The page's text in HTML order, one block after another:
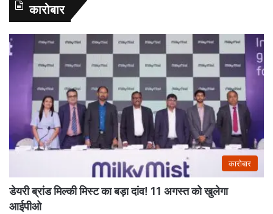
कारोबार
कारोबार
डेयरी ब्रांड मिल्की मिस्ट का बड़ा दांव! 11 अगस्त को खुलेगा
आईपीओ